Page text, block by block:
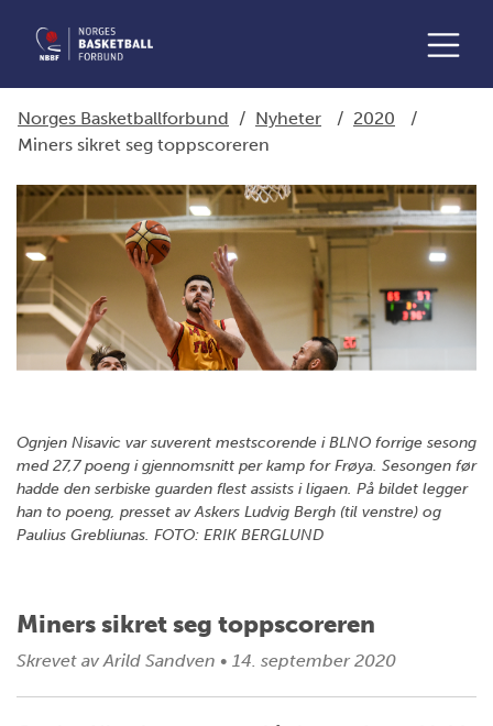
Norges Basketballforbund / Nyheter / 2020
/
Miners sikret seg toppscoreren
Ognjen Nisavic var suverent mestscorende i BLNO forrige sesong
med 27,7 poeng i gjennomsnitt per kamp for Frøya. Sesongen før
hadde den serbiske guarden flest assists i ligaen. På bildet legger
han to poeng, presset av Askers Ludvig Bergh (til venstre) og
Paulius Grebliunas. FOTO: ERIK BERGLUND
Miners sikret seg toppscoreren
Skrevet av Arild Sandven • 14. september 2020